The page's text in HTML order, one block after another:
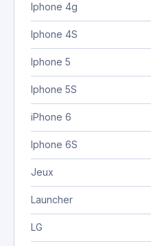
Iphone 4g
Iphone 4S
Iphone 5
Iphone 5S
iPhone 6
Iphone 6S
Jeux
Launcher
LG